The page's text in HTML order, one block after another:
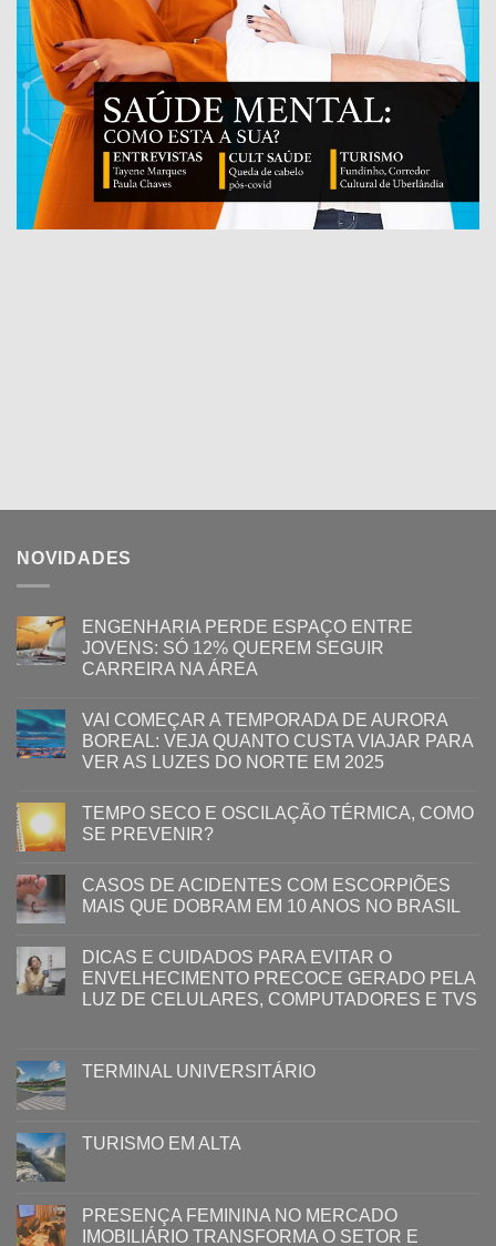
NOVIDADES
ENGENHARIA PERDE ESPAÇO ENTRE
JOVENS: SÓ 12% QUEREM SEGUIR
CARREIRA NA ÁREA
VAI COMEÇAR A TEMPORADA DE AURORA
BOREAL: VEJA QUANTO CUSTA VIAJAR PARA
VER AS LUZES DO NORTE EM 2025
TEMPO SECO E OSCILAÇÃO TÉRMICA, COMO
SE PREVENIR?
CASOS DE ACIDENTES COM ESCORPIÕES
MAIS QUE DOBRAM EM 10 ANOS NO BRASIL
DICAS E CUIDADOS PARA EVITAR O
ENVELHECIMENTO PRECOCE GERADO PELA
LUZ ​DE CELULARES, COMPUTADORES E TVS​​
TERMINAL UNIVERSITÁRIO
TURISMO EM ALTA
PRESENÇA FEMININA NO MERCADO
IMOBILIÁRIO TRANSFORMA O SETOR E